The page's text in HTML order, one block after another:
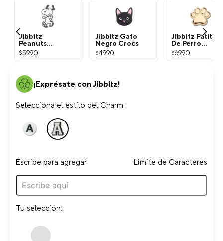
Jibbitz
Peanuts
Snoopy
Blanco Crocs
$5990
Jibbitz Gato
Negro Crocs
$4990
Jibbitz Patita
De Perro
Dorada Crocs
$6990
¡Exprésate con Jibbitz!
Selecciona el estilo del Charm:
Escribe para agregar Limite de Caracteres
Tu selección: